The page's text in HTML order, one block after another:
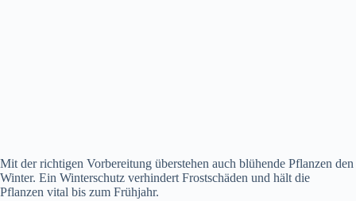
Mit der richtigen Vorbereitung überstehen auch blühende Pflanzen den
Winter. Ein Winterschutz verhindert Frostschäden und hält die
Pflanzen vital bis zum Frühjahr.